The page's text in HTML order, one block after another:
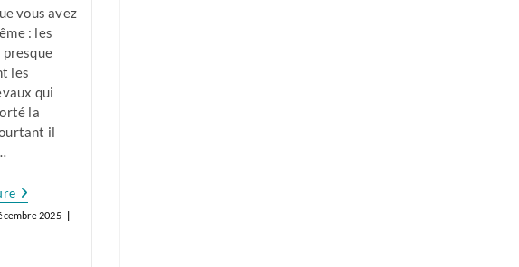
vous avez
: les
les
qui
la
il
Maiden
:
Comment
2025